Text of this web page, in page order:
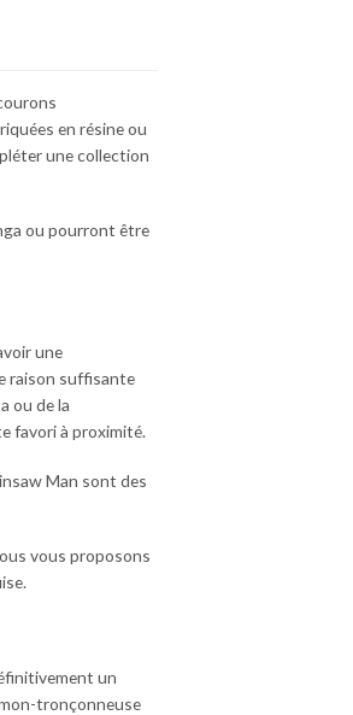
en résine ou
une collection
ou pourront être
une
raison suffisante
ou de la
favori à proximité.
Man sont des
vous proposons
un
tronçonneuse